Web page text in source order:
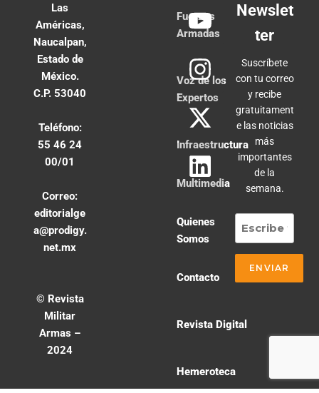
Las
Américas,
Naucalpan,
Estado de
México.
C.P. 53040
Teléfono:
55 46 24
00/01
Correo:
editorialge
a@prodigy.
net.mx
© Revista
Militar
Armas –
2024
Fuerzas
Armadas
Voz de los
Expertos
Infraestructura
Multimedia
Quienes
Somos
Contacto
Revista Digital
Hemeroteca
Newslet
ter
Suscríbete
con tu correo
y recibe
gratuitament
e las noticias
más
importantes
de la
semana.